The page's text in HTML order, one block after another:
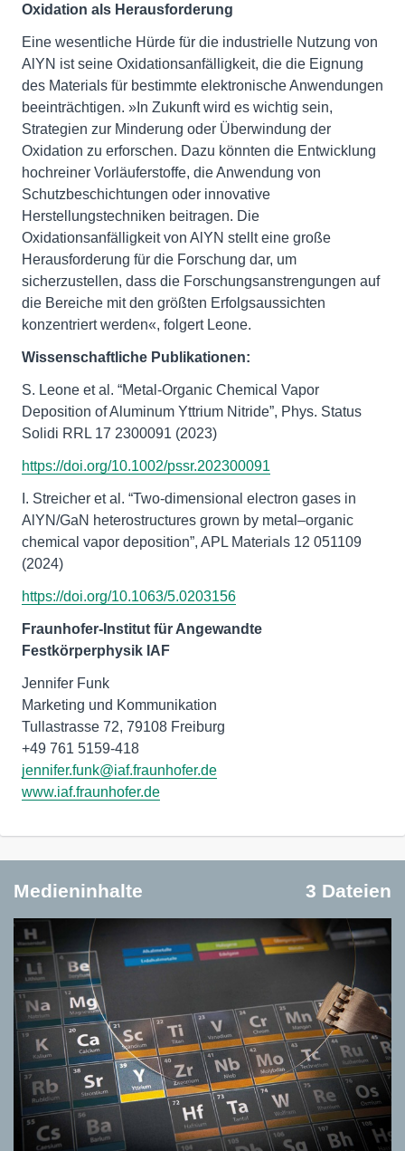
Oxidation als Herausforderung
Eine wesentliche Hürde für die industrielle Nutzung von
AlYN ist seine Oxidationsanfälligkeit, die die Eignung
des Materials für bestimmte elektronische Anwendungen
beeinträchtigen. »In Zukunft wird es wichtig sein,
Strategien zur Minderung oder Überwindung der
Oxidation zu erforschen. Dazu könnten die Entwicklung
hochreiner Vorläuferstoffe, die Anwendung von
Schutzbeschichtungen oder innovative
Herstellungstechniken beitragen. Die
Oxidationsanfälligkeit von AlYN stellt eine große
Herausforderung für die Forschung dar, um
sicherzustellen, dass die Forschungsanstrengungen auf
die Bereiche mit den größten Erfolgsaussichten
konzentriert werden«, folgert Leone.
Wissenschaftliche Publikationen:
S. Leone et al. “Metal-Organic Chemical Vapor
Deposition of Aluminum Yttrium Nitride”, Phys. Status
Solidi RRL 17 2300091 (2023)
https://doi.org/10.1002/pssr.202300091
I. Streicher et al. “Two-dimensional electron gases in
AlYN/GaN heterostructures grown by metal–organic
chemical vapor deposition”, APL Materials 12 051109
(2024)
https://doi.org/10.1063/5.0203156
Fraunhofer-Institut für Angewandte
Festkörperphysik IAF
Jennifer Funk
Marketing und Kommunikation
Tullastrasse 72, 79108 Freiburg
jennifer.funk@iaf.fraunhofer.de
www.iaf.fraunhofer.de
Medieninhalte 3 Dateien